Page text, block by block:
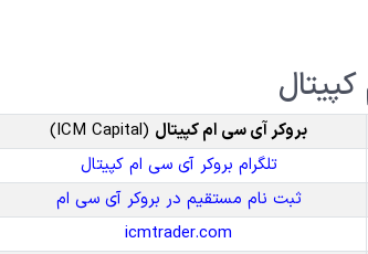
بروکر آی سی ام کپیتال (ICM Capital)
تلگرام بروکر آی سی ام کپیتال
ثبت نام مستقیم در بروکر آی سی ام
icmtrader.com